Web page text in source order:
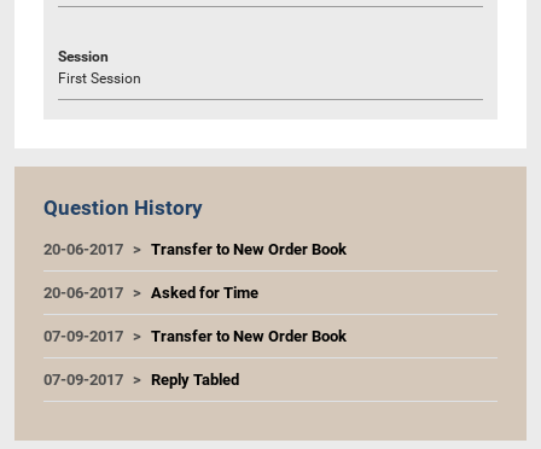
Session
First Session
Question History
20-06-2017 Transfer to New Order Book
20-06-2017 Asked for Time
07-09-2017 Transfer to New Order Book
07-09-2017 Reply Tabled